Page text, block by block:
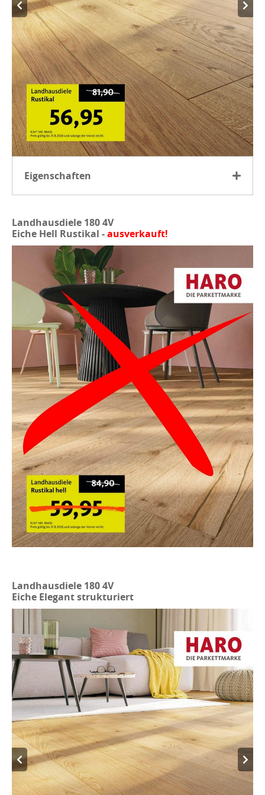
Eigenschaften
Landhausdiele 180 4V
Eiche Hell Rustikal -ausverkauft!
Landhausdiele 180 4V
Eiche Elegant strukturiert